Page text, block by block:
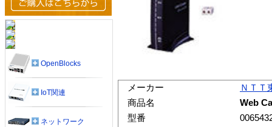
メーカー
ＮＴＴ
商品名
Web
型番
OpenBlocks
IoT関連
ネットワーク